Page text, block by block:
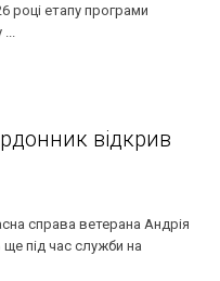
році етапу програми
відкрив
справа ветерана Андрія
ще під час служби на